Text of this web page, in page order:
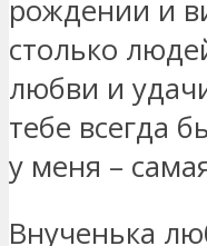
рождении и
столько
любви и
тебе всегда
у меня –
Внученька